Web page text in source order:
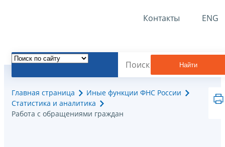
Контакты ENG
Найти
Главная страница
Иные функции ФНС России
Статистика и аналитика
Работа с обращениями граждан